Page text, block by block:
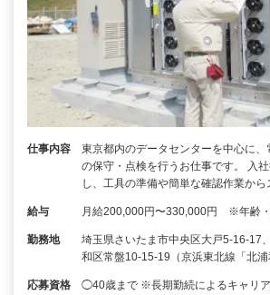
仕事内容
東京都内のデータセンターを中心に
の保守・点検を行うお仕事です。 入
し、工具の準備や簡単な確認作業か
給与 月給200,000円〜330,000円 ※年齢
勤務地
埼玉県さいたま市中央区大戸5-16-17
和区常盤10-15-19（京浜東北線「北浦
応募資格
◯40歳まで ※長期勤続によるキャリ